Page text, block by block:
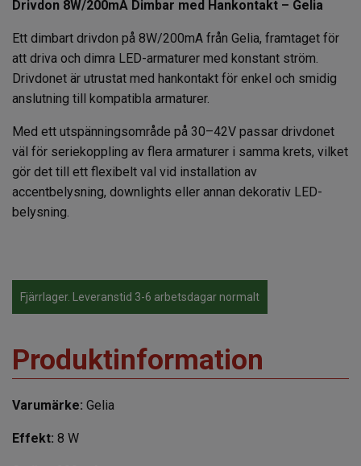
Drivdon 8W/200mA Dimbar med Hankontakt – Gelia
Ett dimbart drivdon på 8W/200mA från Gelia, framtaget för
att driva och dimra LED-armaturer med konstant ström.
Drivdonet är utrustat med hankontakt för enkel och smidig
anslutning till kompatibla armaturer.
Med ett utspänningsområde på 30–42V passar drivdonet
väl för seriekoppling av flera armaturer i samma krets, vilket
gör det till ett flexibelt val vid installation av
accentbelysning, downlights eller annan dekorativ LED-
belysning.
Fjärrlager. Leveranstid 3-6 arbetsdagar normalt
Produktinformation
Varumärke: Gelia
Effekt: 8 W